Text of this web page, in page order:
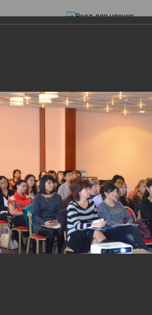
Вход для членов
—Изменения в трудовом и налоговом
медицинское страхование, всеобщее
трудовом и
страхование,